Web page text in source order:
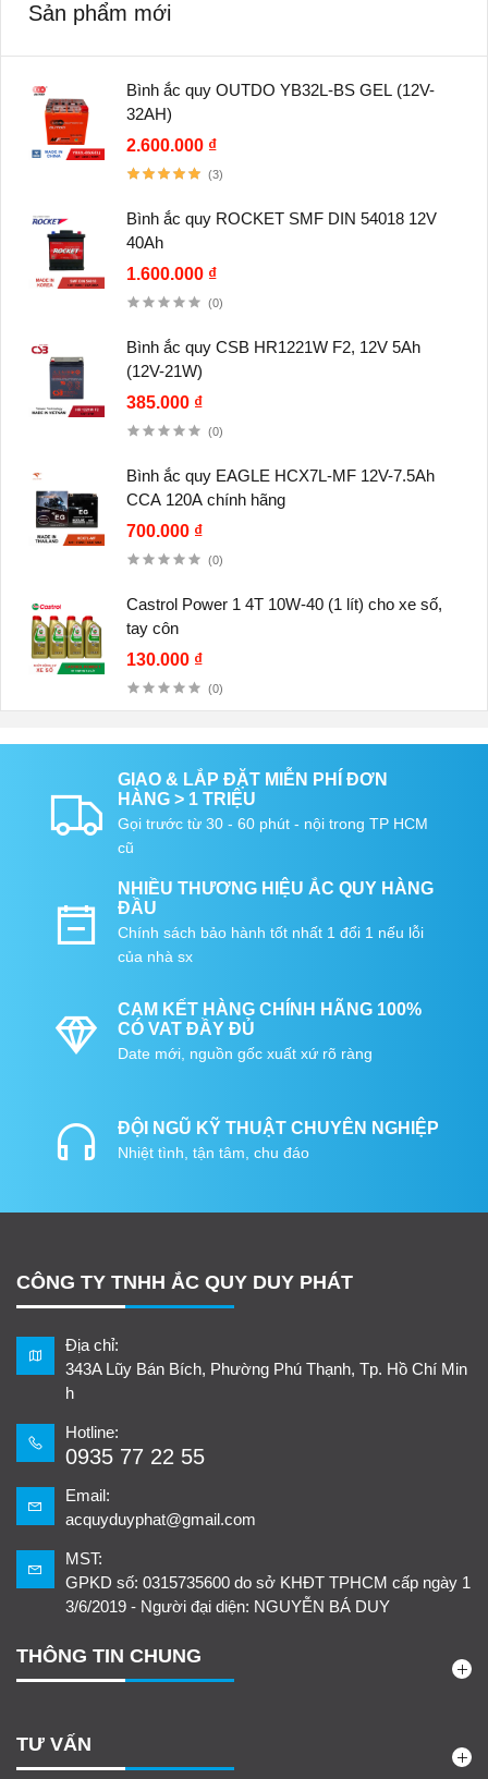
Sản phẩm mới
Bình ắc quy OUTDO YB32L-BS GEL (12V-
32AH)
2.600.000 ₫
(3)
Bình ắc quy ROCKET SMF DIN 54018 12V
40Ah
1.600.000 ₫
(0)
Bình ắc quy CSB HR1221W F2, 12V 5Ah
(12V-21W)
385.000 ₫
(0)
Bình ắc quy EAGLE HCX7L-MF 12V-7.5Ah
CCA 120A chính hãng
700.000 ₫
(0)
Castrol Power 1 4T 10W-40 (1 lít) cho xe số,
tay côn
130.000 ₫
(0)
GIAO & LẮP ĐẶT MIỄN PHÍ ĐƠN
HÀNG > 1 TRIỆU
Gọi trước từ 30 - 60 phút - nội trong TP HCM
cũ
NHIỀU THƯƠNG HIỆU ẮC QUY HÀNG
ĐẦU
Chính sách bảo hành tốt nhất 1 đổi 1 nếu lỗi
của nhà sx
CAM KẾT HÀNG CHÍNH HÃNG 100%
CÓ VAT ĐẦY ĐỦ
Date mới, nguồn gốc xuất xứ rõ ràng
ĐỘI NGŨ KỸ THUẬT CHUYÊN NGHIỆP
Nhiệt tình, tận tâm, chu đáo
CÔNG TY TNHH ẮC QUY DUY PHÁT
Địa chỉ:
343A Lũy Bán Bích, Phường Phú Thạnh, Tp. Hồ Chí Min
h
Hotline:
0935 77 22 55
Email:
acquyduyphat@gmail.com
MST:
GPKD số: 0315735600 do sở KHĐT TPHCM cấp ngày 1
3/6/2019 - Người đại diện: NGUYỄN BÁ DUY
THÔNG TIN CHUNG
TƯ VẤN